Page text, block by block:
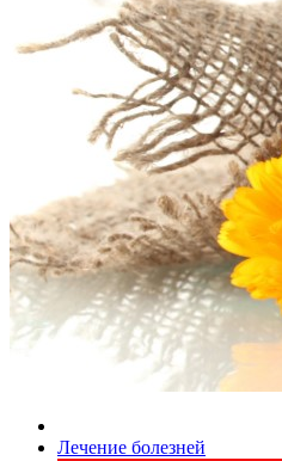
Лечение болезней